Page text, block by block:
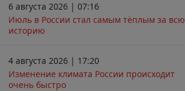
6 августа 2026 | 07:16
Июль в России стал самым тёплым за всю
историю
4 августа 2026 | 17:20
Изменение климата России происходит
очень быстро